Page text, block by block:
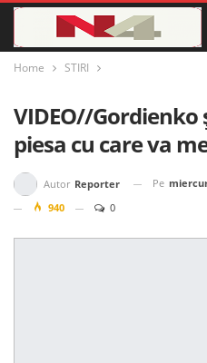
Home STIRI
VIDEO//Gordienko
piesa cu care va
Autor Reporter Pe
940
0